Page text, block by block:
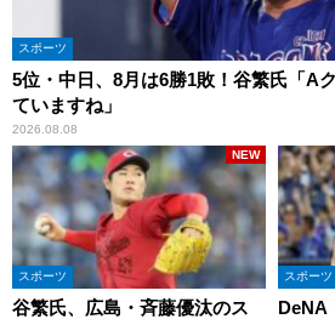
スポーツ
5位・中日、8月は6勝1敗！谷繁氏「A
ていますね」
2026.08.08
スポーツ
谷繁氏、広島・斉藤優汰のス
NEW
スポーツ
DeNA